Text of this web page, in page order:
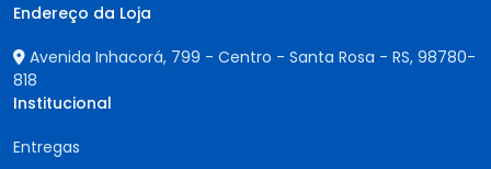
Endereço da Loja
Avenida Inhacorá, 799 - Centro - Santa Rosa - RS, 98780-
818
Institucional
Entregas